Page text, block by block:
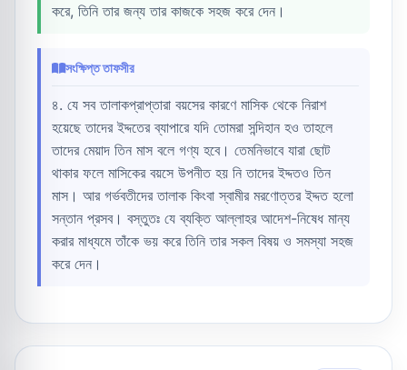
করে, তিনি তার জন্য তার কাজকে সহজ করে দেন।
সংক্ষিপ্ত তাফসীর
৪. যে সব তালাকপ্রাপ্তারা বয়সের কারণে মাসিক থেকে নিরাশ
হয়েছে তাদের ইদ্দতের ব্যাপারে যদি তোমরা সন্দিহান হও তাহলে
তাদের মেয়াদ তিন মাস বলে গণ্য হবে। তেমনিভাবে যারা ছোট
থাকার ফলে মাসিকের বয়সে উপনীত হয় নি তাদের ইদ্দতও তিন
মাস। আর গর্ভবতীদের তালাক কিংবা স্বামীর মরণোত্তর ইদ্দত হলো
সন্তান প্রসব। বস্তুতঃ যে ব্যক্তি আল্লাহর আদেশ-নিষেধ মান্য
করার মাধ্যমে তাঁকে ভয় করে তিনি তার সকল বিষয় ও সমস্যা সহজ
করে দেন।